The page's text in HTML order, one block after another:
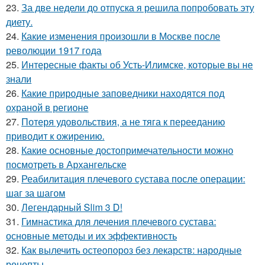
23. За две недели до отпуска я решила попробовать эту
диету.
24. Какие изменения произошли в Москве после
революции 1917 года
25. Интересные факты об Усть-Илимске, которые вы не
знали
26. Какие природные заповедники находятся под
охраной в регионе
27. Потеря удовольствия, а не тяга к перееданию
приводит к ожирению.
28. Какие основные достопримечательности можно
посмотреть в Архангельске
29. Реабилитация плечевого сустава после операции:
шаг за шагом
30. Легендарный Slim 3 D!
31. Гимнастика для лечения плечевого сустава:
основные методы и их эффективность
32. Как вылечить остеопороз без лекарств: народные